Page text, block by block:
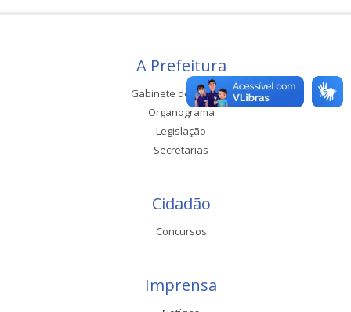
A Prefeitura
Gabinete do Prefeito
Organograma
Legislação
Secretarias
Cidadão
Concursos
Imprensa